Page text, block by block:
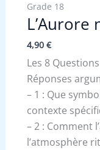
Grade 18
L’Aurore
4,90 €
Les 8
Réponses
– 1 : Que
contexte
– 2 : Comment
l’atmosphère